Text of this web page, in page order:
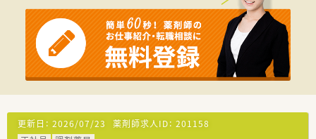
更新日： 2026/07/23 薬剤師求人ID： 201158